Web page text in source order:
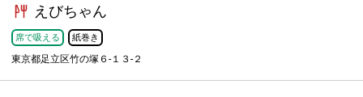
えびちゃん
席で吸える 紙巻き
東京都足立区竹の塚６-１３-２